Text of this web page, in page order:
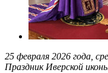
25 февраля 2026 года,
Праздник Иверской